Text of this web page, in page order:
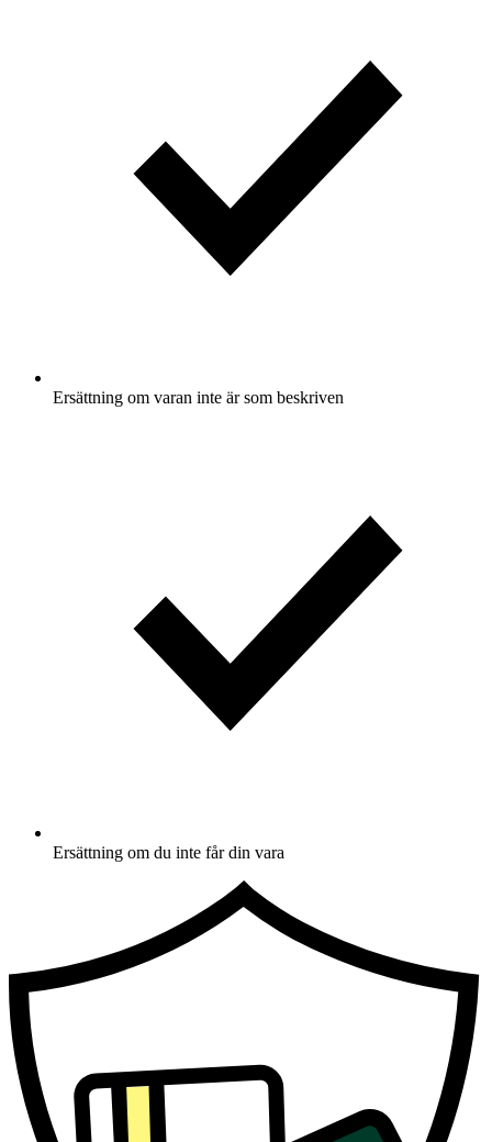
Ersättning om varan inte är som beskriven
Ersättning om du inte får din vara